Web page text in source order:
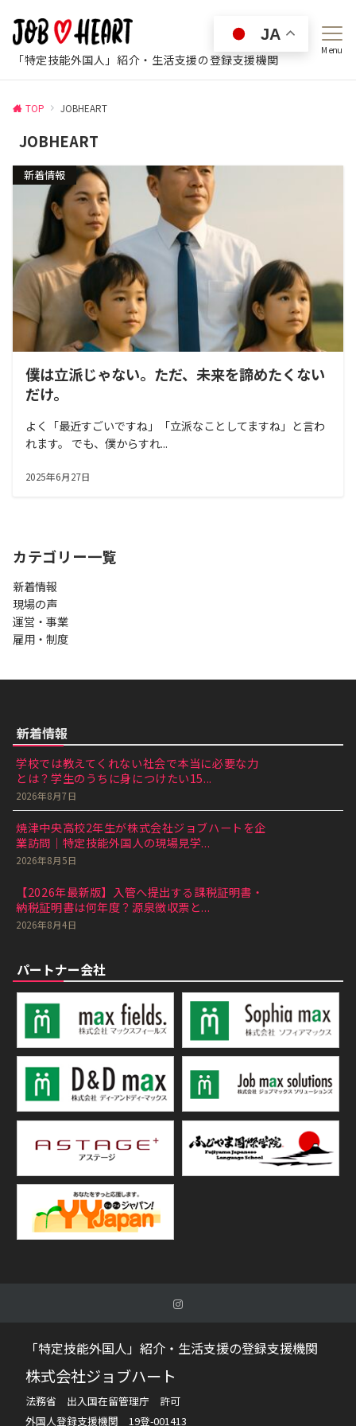
「特定技能外国人」紹介・生活支援の登録支援機関
Menu
TOP JOBHEART
JOBHEART
新着情報
僕は立派じゃない。ただ、未来を諦めたくない
だけ。
よく「最近すごいですね」「立派なことしてますね」と言わ
れます。 でも、僕からすれ...
2025年6月27日
カテゴリー一覧
新着情報
現場の声
運営・事業
雇用・制度
新着情報
学校では教えてくれない社会で本当に必要な力
とは？学生のうちに身につけたい15...
2026年8月7日
焼津中央高校2年生が株式会社ジョブハートを企
業訪問｜特定技能外国人の現場見学...
2026年8月5日
【2026年最新版】入管へ提出する課税証明書・
納税証明書は何年度？源泉徴収票と...
2026年8月4日
パートナー会社
「特定技能外国人」紹介・生活支援の登録支援機関
株式会社ジョブハート
法務省 出入国在留管理庁 許可
外国人登録支援機関 19登-001413
JA